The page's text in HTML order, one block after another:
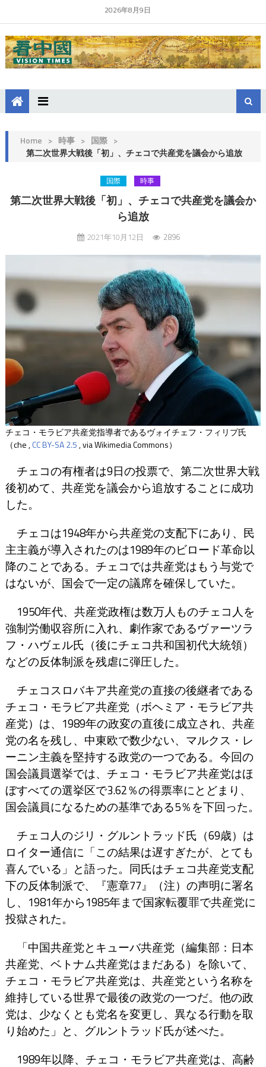
2026年8月9日
Home > 時事 > 国際 >
第二次世界大戦後「初」、チェコで共産党を議会から追放
国際 時事
第二次世界大戦後「初」、チェコで共産党を議会か
ら追放
2021年10月12日 2896
チェコ・モラビア共産党指導者であるヴォイチェフ・フィリプ氏
（che ,CC BY-SA 2.5 , via Wikimedia Commons）
チェコの有権者は9日の投票で、第二次世界大戦
後初めて、共産党を議会から追放することに成功
した。
チェコは1948年から共産党の支配下にあり、民
主主義が導入されたのは1989年のビロード革命以
降のことである。チェコでは共産党はもう与党で
はないが、国会で一定の議席を確保していた。
1950年代、共産党政権は数万人ものチェコ人を
強制労働収容所に入れ、劇作家であるヴァーツラ
フ・ハヴェル氏（後にチェコ共和国初代大統領）
などの反体制派を残虐に弾圧した。
チェコスロバキア共産党の直接の後継者である
チェコ・モラビア共産党（ボヘミア・モラビア共
産党）は、1989年の政変の直後に成立され、共産
党の名を残し、中東欧で数少ない、マルクス・レ
ーニン主義を堅持する政党の一つである。今回の
国会議員選挙では、チェコ・モラビア共産党はほ
ぼすべての選挙区で3.62％の得票率にとどまり、
国会議員になるための基準である5％を下回った。
チェコ人のジリ・グルントラッド氏（69歳）は
ロイター通信に「この結果は遅すぎたが、とても
喜んでいる」と語った。同氏はチェコ共産党支配
下の反体制派で、『憲章77』（注）の声明に署名
し、1981年から1985年まで国家転覆罪で共産党に
投獄された。
「中国共産党とキューバ共産党（編集部：日本
共産党、ベトナム共産党はまだある）を除いて、
チェコ・モラビア共産党は、共産党という名称を
維持している世界で最後の政党の一つだ。他の政
党は、少なくとも党名を変更し、異なる行動を取
り始めた」と、グルントラッド氏が述べた。
1989年以降、チェコ・モラビア共産党は、高齢